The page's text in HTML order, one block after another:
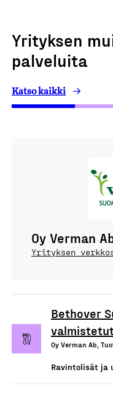
Yrityksen
palveluita
Katso kaikki
Oy Verman
Yrityksen
Bethover
Oy Verman Ab,
Ravintolisät ja